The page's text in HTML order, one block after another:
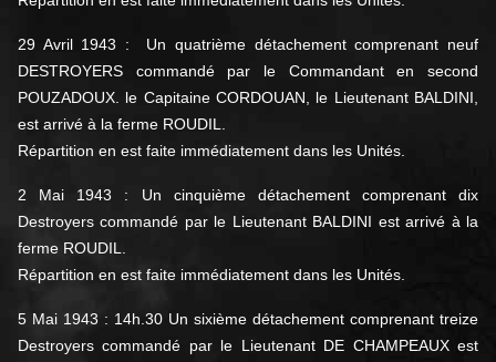
29 Avril 1943 : Un quatrième détachement comprenant neuf
DESTROYERS commandé par le Commandant en second
POUZADOUX. le Capitaine CORDOUAN, le Lieutenant BALDINI,
est arrivé à la ferme ROUDIL.
Répartition en est faite immédiatement dans les Unités.
2 Mai 1943 : Un cinquième détachement comprenant dix
Destroyers commandé par le Lieutenant BALDINI est arrivé à la
ferme ROUDIL.
Répartition en est faite immédiatement dans les Unités.
5 Mai 1943 : 14h.30 Un sixième détachement comprenant treize
Destroyers commandé par le Lieutenant DE CHAMPEAUX est